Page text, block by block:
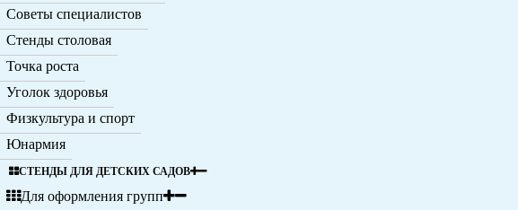
Советы специалистов
Стенды столовая
Точка роста
Уголок здоровья
Физкультура и спорт
Юнармия
СТЕНДЫ ДЛЯ ДЕТСКИХ САДОВ
Для оформления групп